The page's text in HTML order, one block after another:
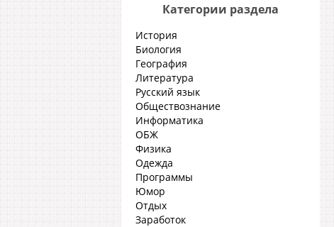
Категории раздела
История
Биология
География
Литература
Русский язык
Обществознание
Информатика
ОБЖ
Физика
Одежда
Программы
Юмор
Отдых
Заработок